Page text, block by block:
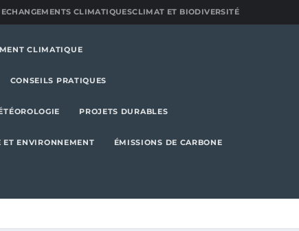
CHANGEMENTS CLIMATIQUESCLIMAT ET BIODIVERSITÉ
CLIMATIQUE
CONSEILS PRATIQUES
PROJETS DURABLES
ET ENVIRONNEMENT ÉMISSIONS DE CARBONE